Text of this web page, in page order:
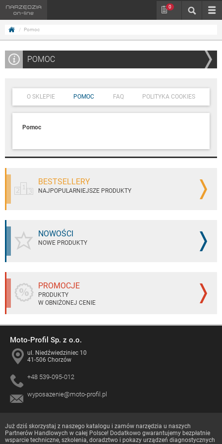
0
Pomoc
POMOC
O SKLEPIE POMOC FAQ POLITYKA COOKIES
Pomoc
BESTSELLERY
NAJPOPULARNIEJSZE PRODUKTY
NOWOŚCI
NOWE PRODUKTY
PROMOCJE
PRODUKTY
W OBNIŻONEJ CENIE
Moto-Profil Sp. z o.o.
ul. Niedźwiedziniec 10
41-506 Chorzów
+48 539-095-012
wyposazenie@moto-profil.pl
Już dziś skorzystaj z naszego katalogu i zamów narzędzia u naszych
Partnerów Handlowych w całej Polsce! Dodatkowo gwarantujemy bezpłatnie
wsparcie techniczne, szkolenia, doradztwo i pokazy urządzeń diagnostycznych